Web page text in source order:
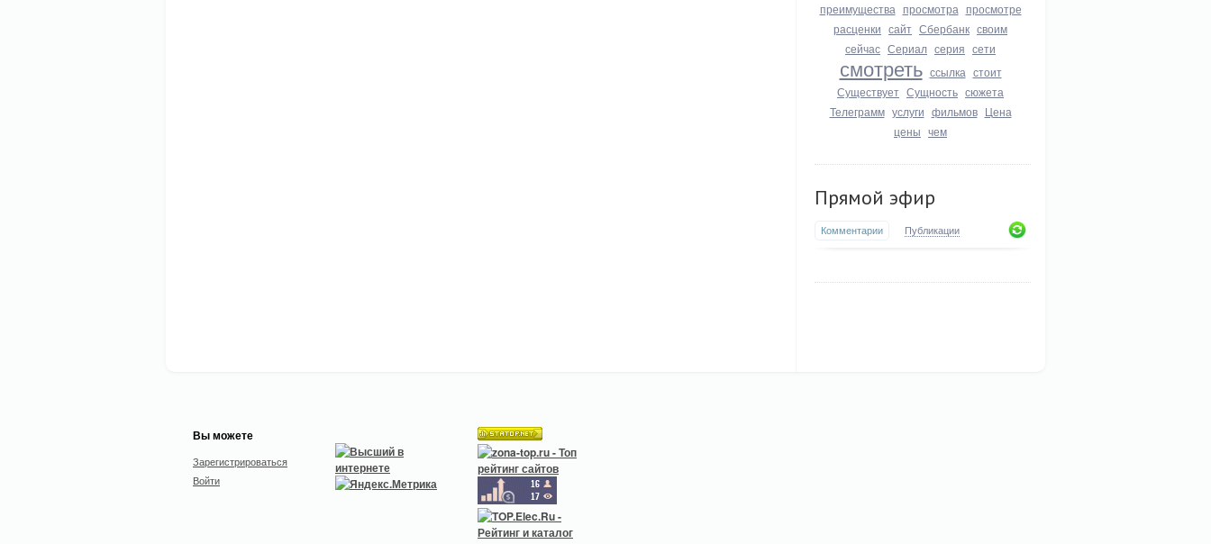
преимущества просмотра просмотре
расценки сайт Сбербанк своим
сейчас Сериал серия сети
смотреть ссылка стоит
Существует Сущность сюжета
Телеграмм услуги фильмов Цена
цены чем
Прямой эфир
Комментарии Публикации
Вы можете
Зарегистрироваться
Войти